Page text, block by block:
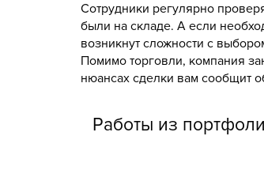
Сотрудники регулярно
были на складе. А если
возникнут сложности с
Помимо торговли, компания
нюансах сделки вам сообщит
Работы из